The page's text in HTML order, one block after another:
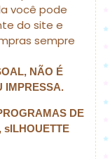
você pode
do site e
sempre
NÃO É
IMPRESSA.
DE
sILHOUETTE